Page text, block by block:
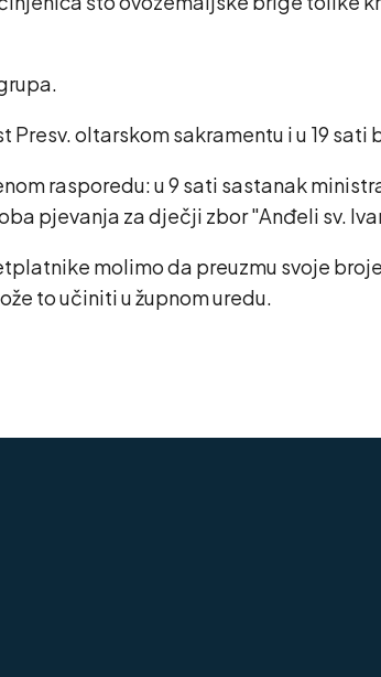
Presv. oltarskom sakramentu i u 19 sati
rasporedu: u 9 sati sastanak
pjevanja za dječji zbor "Anđeli sv.
molimo da preuzmu svoje
to učiniti u župnom uredu.